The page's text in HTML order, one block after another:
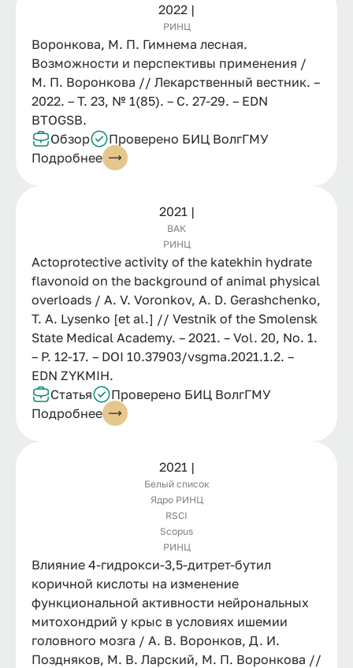
2022 |
РИНЦ
Воронкова, М. П. Гимнема лесная.
Возможности и перспективы применения /
М. П. Воронкова // Лекарственный вестник. –
2022. – Т. 23, № 1(85). – С. 27-29. – EDN
BTOGSB.
Обзор
Проверено БИЦ ВолгГМУ
Подробнее
2021 |
ВАК
РИНЦ
Actoprotective activity of the katekhin hydrate
flavonoid on the background of animal physical
overloads / A. V. Voronkov, A. D. Gerashchenko,
T. A. Lysenko [et al.] // Vestnik of the Smolensk
State Medical Academy. – 2021. – Vol. 20, No. 1.
– P. 12-17. – DOI 10.37903/vsgma.2021.1.2. –
EDN ZYKMIH.
Статья
Проверено БИЦ ВолгГМУ
Подробнее
2021 |
Белый список
Ядро РИНЦ
RSCI
Scopus
РИНЦ
Влияние 4-гидрокси-3,5-дитрет-бутил
коричной кислоты на изменение
функциональной активности нейрональных
митохондрий у крыс в условиях ишемии
головного мозга / А. В. Воронков, Д. И.
Поздняков, М. В. Ларский, М. П. Воронкова //